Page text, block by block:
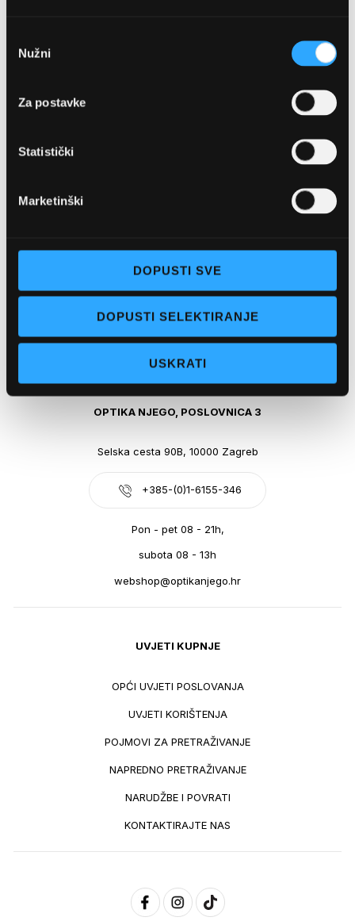
pristanka
Nužni
Za postavke
Statistički
Marketinški
DOPUSTI SVE
DOPUSTI SELEKTIRANJE
USKRATI
Pon - pet: 07 - 21h,
Sub: 07-21h
webshop@optikanjego.hr
OPTIKA NJEGO, POSLOVNICA 3
Selska cesta 90B, 10000 Zagreb
+385-(0)1-6155-346
Pon - pet 08 - 21h,
subota 08 - 13h
webshop@optikanjego.hr
UVJETI KUPNJE
OPĆI UVJETI POSLOVANJA
UVJETI KORIŠTENJA
POJMOVI ZA PRETRAŽIVANJE
NAPREDNO PRETRAŽIVANJE
NARUDŽBE I POVRATI
KONTAKTIRAJTE NAS